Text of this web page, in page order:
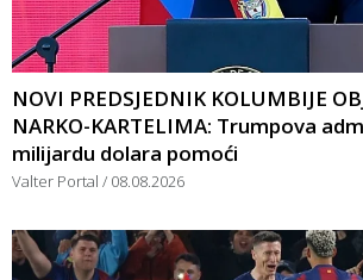
NOVI PREDSJEDNIK KOLUMBIJE
NARKO-KARTELIMA: Trumpova
milijardu dolara pomoći
Valter Portal 08.08.2026